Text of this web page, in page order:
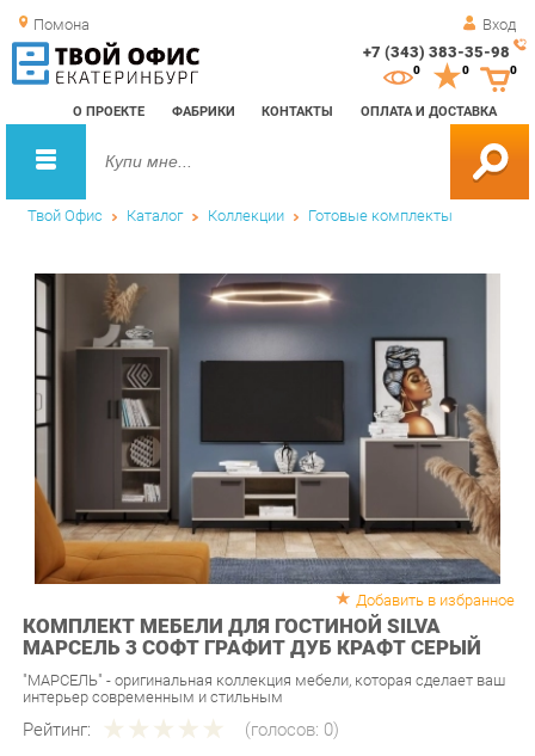
Помона Вход
+7 (343) 383-35-98
О ПРОЕКТЕ ФАБРИКИ КОНТАКТЫ ОПЛАТА И ДОСТАВКА
0 0
Твой Офис Каталог Коллекции Готовые комплекты
Добавить в избранное
КОМПЛЕКТ МЕБЕЛИ ДЛЯ ГОСТИНОЙ SILVA
МАРСЕЛЬ 3 СОФТ ГРАФИТ ДУБ КРАФТ СЕРЫЙ
"МАРСЕЛЬ" - оригинальная коллекция мебели, которая сделает ваш
Рейтинг: (голосов:
Артикул: u-0364429